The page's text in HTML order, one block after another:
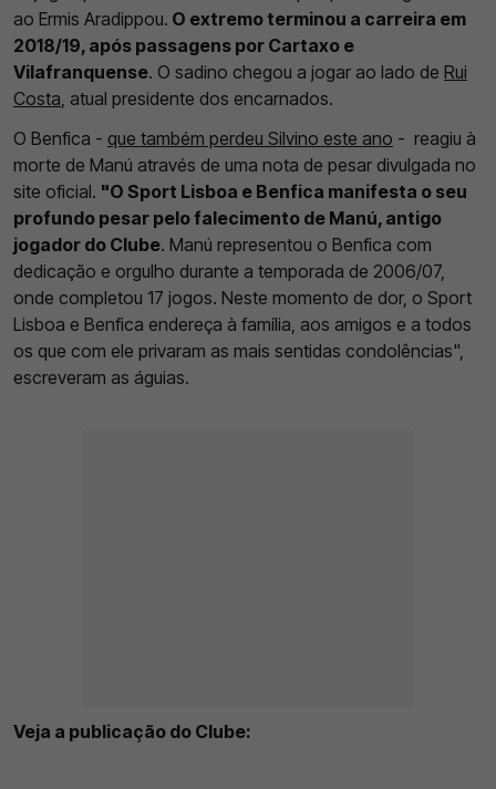
ao Ermis Aradippou. O extremo terminou a carreira em
2018/19, após passagens por Cartaxo e
Vilafranquense. O sadino chegou a jogar ao lado de Rui
Costa , atual presidente dos encarnados.
O Benfica - que também perdeu Silvino este ano - reagiu à
morte de Manú através de uma nota de pesar divulgada no
site oficial. "O Sport Lisboa e Benfica manifesta o seu
profundo pesar pelo falecimento de Manú, antigo
jogador do Clube. Manú representou o Benfica com
dedicação e orgulho durante a temporada de 2006/07,
onde completou 17 jogos. Neste momento de dor, o Sport
Lisboa e Benfica endereça à família, aos amigos e a todos
os que com ele privaram as mais sentidas condolências",
escreveram as águias.
Veja a publicação do Clube: